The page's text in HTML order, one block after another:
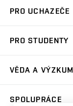
Koleje
Sport na VUT
PRO UCHAZEČE
Dny otevřených
Celoživotní
PRO STUDENTY
Harmonogram
Zpracování
Sociální bezpečí
VĚDA A VÝZKUM
SPOLUPRÁCE